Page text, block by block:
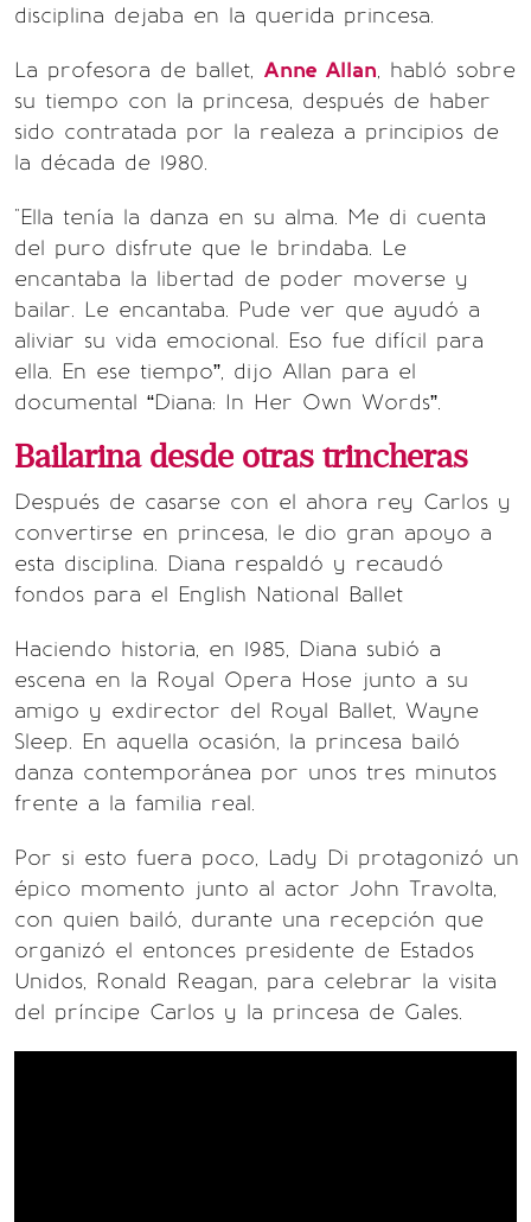
disciplina dejaba en la querida princesa.
La profesora de ballet, Anne Allan, habló sobre
su tiempo con la princesa, después de haber
sido contratada por la realeza a principios de
la década de 1980.
"Ella tenía la danza en su alma. Me di cuenta
del puro disfrute que le brindaba. Le
encantaba la libertad de poder moverse y
bailar. Le encantaba. Pude ver que ayudó a
aliviar su vida emocional. Eso fue difícil para
ella. En ese tiempo”, dijo Allan para el
documental “Diana: In Her Own Words”.
Bailarina desde otras trincheras
Después de casarse con el ahora rey Carlos y
convertirse en princesa, le dio gran apoyo a
esta disciplina. Diana respaldó y recaudó
fondos para el English National Ballet
Haciendo historia, en 1985, Diana subió a
escena en la Royal Opera Hose junto a su
amigo y exdirector del Royal Ballet, Wayne
Sleep. En aquella ocasión, la princesa bailó
danza contemporánea por unos tres minutos
frente a la familia real.
Por si esto fuera poco, Lady Di protagonizó un
épico momento junto al actor John Travolta,
con quien bailó, durante una recepción que
organizó el entonces presidente de Estados
Unidos, Ronald Reagan, para celebrar la visita
del príncipe Carlos y la princesa de Gales.